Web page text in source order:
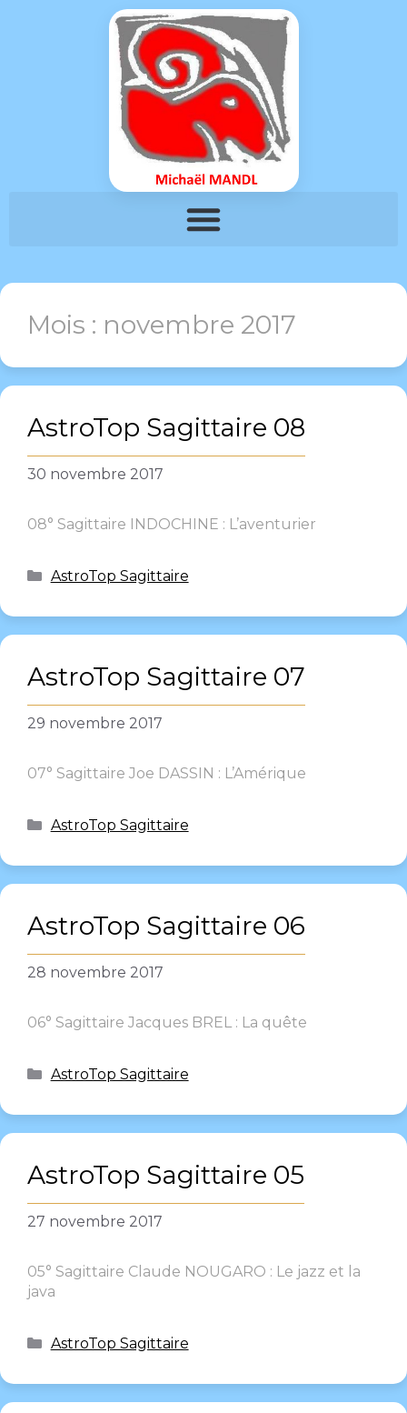
Mois : novembre 2017
AstroTop Sagittaire 08
30 novembre 2017
08° Sagittaire INDOCHINE : L’aventurier
AstroTop Sagittaire
AstroTop Sagittaire 07
29 novembre 2017
07° Sagittaire Joe DASSIN : L’Amérique
AstroTop Sagittaire
AstroTop Sagittaire 06
28 novembre 2017
06° Sagittaire Jacques BREL : La quête
AstroTop Sagittaire
AstroTop Sagittaire 05
27 novembre 2017
05° Sagittaire Claude NOUGARO : Le jazz et la
java
AstroTop Sagittaire